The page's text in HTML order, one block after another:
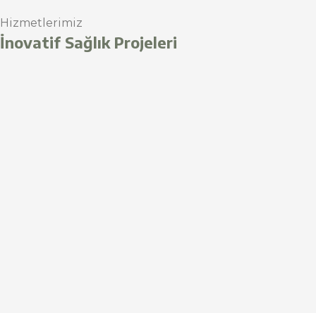
Hizmetlerimiz
İnovatif Sağlık Projeleri